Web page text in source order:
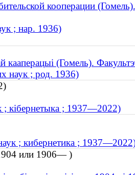
кооперации
; нар. 1936)
кааперацыі (Гомель).
наук ; род. 1936)
; кібернетыка ; 1937—2022)
; кибернетика ;
или 1906— )